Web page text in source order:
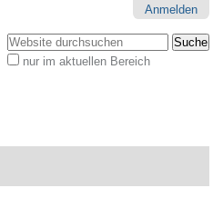
Anmelden
Website durchsuchen
nur im aktuellen Bereich